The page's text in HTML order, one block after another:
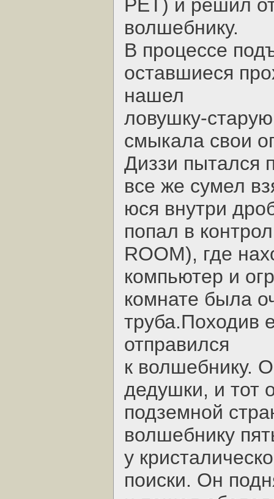
PET) и решил
волшебнику.
В процессе
оставшиеся
нашел
ловушку-
смыкала свои
Диззи пытался
все же сумел
юся внутри
попал в
ROOM), где
компьютер и
комнате была
труба.Походив
отправился
к волшебнику.
дедушки, и тот
подземной
волшебнику
у
поиски. Он